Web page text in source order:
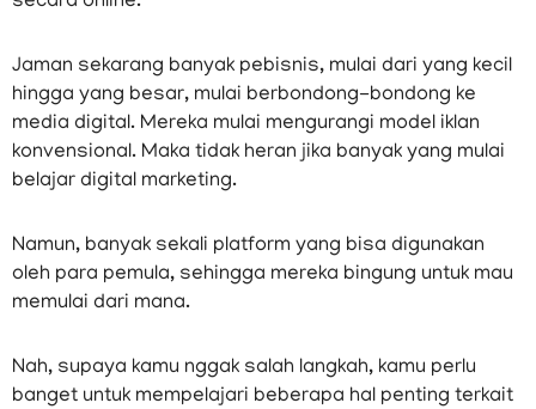
Jaman sekarang banyak pebisnis, mulai dari yang kecil
hingga yang besar, mulai berbondong-bondong ke
media digital. Mereka mulai mengurangi model iklan
konvensional. Maka tidak heran jika banyak yang mulai
belajar digital marketing.
Namun, banyak sekali platform yang bisa digunakan
oleh para pemula, sehingga mereka bingung untuk mau
memulai dari mana.
Nah, supaya kamu nggak salah langkah, kamu perlu
banget untuk mempelajari beberapa hal penting terkait